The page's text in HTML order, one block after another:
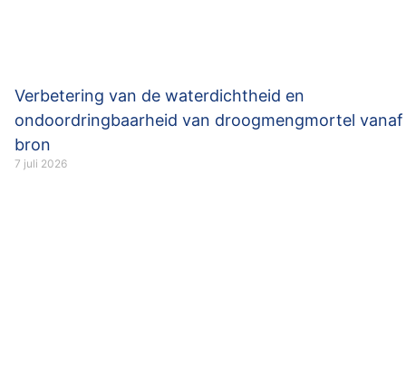
Verbetering van de waterdichtheid en
ondoordringbaarheid van droogmengmortel vanaf
bron
7 juli 2026